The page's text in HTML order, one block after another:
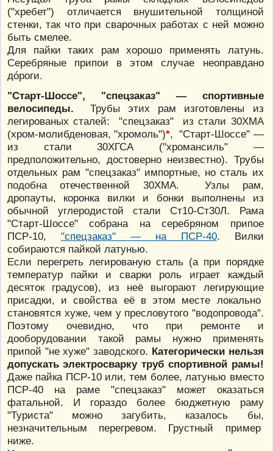
("хребет") отличается внушительной толщиной
стенки, так что при сварочных работах с ней можно
быть смелее.
Для пайки таких рам хорошо применять латунь.
Серебряные припои в этом случае неоправдано
дóроги.
"Старт-Шоссе", "спецзаказ" — спортивные
велосипеды. Трубы этих рам изготовлены из
легированых сталей: "спецзаказ" из стали 30ХМА
(хром-молибденовая, "хромоль")*, "Старт-Шоссе" —
из стали 30ХГСА ("хромансиль" —
предположительно, достоверно неизвестно). Трубы
отдельных рам "спецзаказ" импортные, но сталь их
подобна отечественной 30ХМА. Узлы рам,
дропауты, коронка вилки и бонки выполнены из
обычной углеродистой стали Ст10-Ст30Л. Рама
"Старт-Шоссе" собрана на серебряном припое
ПСР-10, "спецзаказ" — на ПСР-40. Вилки
собираются пайкой латунью.
Если перегреть легированую сталь (а при порядке
температур пайки и сварки роль играет каждый
десяток градусов), из неё выгорают легирующие
присадки, и свойства её в этом месте локально
становятся хуже, чем у пресловутого "водопровода".
Поэтому очевидно, что при ремонте и
дооборудовании такой рамы нужно применять
припой "не хуже" заводского. Категорически нельзя
допускать электросварку труб спортивной рамы!
Даже пайка ПСР-10 или, тем более, латунью вместо
ПСР-40 на раме "спецзаказ" может оказаться
фатальной. И гораздо более бюджетную раму
"Туриста" можно загубить, казалось бы,
незначительным перегревом. Грустный пример
ниже.